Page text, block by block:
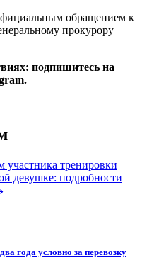
обращением к
прокурору
подпишитесь на
тренировки
девушке: подробности
года условно за перевозку